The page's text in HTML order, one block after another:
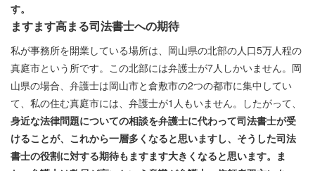
す。
ますます高まる司法書士への期待
私が事務所を開業している場所は、岡山県の北部の人口5万人程の
真庭市という所です。この北部には弁護士が7人しかいません。岡
山県の場合、弁護士は岡山市と倉敷市の2つの都市に集中してい
て、私の住む真庭市には、弁護士が1人もいません。したがって、
身近な法律問題についての相談を弁護士に代わって司法書士が受
けることが、これから一層多くなると思いますし、そうした司法
書士の役割に対する期待もますます大きくなると思います。ま